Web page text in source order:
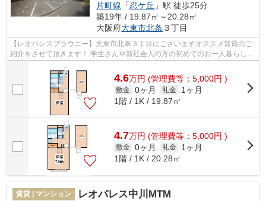
片町線 「忍ケ丘 」駅 徒歩25分
築19年 / 19.87㎡～20.28㎡
大阪府大東市北条 ３丁目
【レオパレスブラウニー】大東市北条３丁目にございますオススメ賃貸のご
紹介をさせて頂きます！ 学生さんや新社会人の方の初めてのお一人暮らしに
4.6万円 (管理費等：5,000円 )
敷金 0ヶ月 礼金
1ヶ月
1階 / 1K / 19.87㎡
4.7万円 (管理費等：5,000円 )
敷金 0ヶ月 礼金
1ヶ月
1階 / 1K / 20.28㎡
賃貸 | マンション レオパレス中川MTM